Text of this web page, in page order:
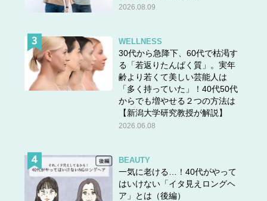
2026.08.09
WELLNESS
30代から急降下、60代で枯渇す
る「若返りたんぱく質」。実年
齢より若くて美しい芸能人は
「多く持っていた」！40代50代
からでも増やせる２つの方法は
【新潟大学研究教授が解説】
2026.06.08
BEAUTY
一気に老ける…！40代がやって
はいけない「イタ見えロングヘ
ア」とは（後編）